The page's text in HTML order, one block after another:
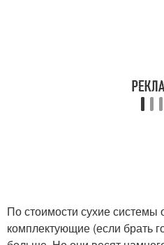
По стоимости сухие системы
комплектующие (если брать